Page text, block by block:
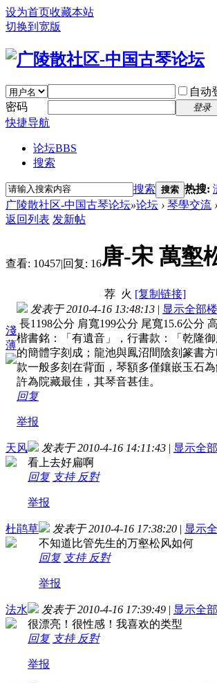
设为首页收藏本站
切换到宽版
自动
密码
登录
快捷导航
论坛BBS
搜索
搜索 搜索 热搜:
广陵散社区-中国古琴论坛»论坛 › 琴學交流 ›
返回列表 发新帖
查看: 10457|回复: 16唐-宋 萬壑
荐 火 [复制链接]
淺
薄
发表于 2010-4-16 13:48:13 | 显示全部
長1198公分 肩寬199公分 尾寬15.6公分
楷書銘：「有遺音」，行書款：「乾隆
的簡體字刻成；龍池與鳳沼間陰刻篆書
款一般多刻在背面，琴額多僅鑲嵌玉石
許為院藏最佳，其琴音甚佳。
回复
举报
天风 发表于 2010-4-16 14:11:43 | 显示全
看上去好扁啊
回复 支持 反對
举报
杜鹃草 发表于 2010-4-16 17:38:20 | 显示
不知道比管先生的万壑松风如何
回复 支持 反對
举报
法水 发表于 2010-4-16 17:39:49 | 显示全
很漂亮！很性感！我喜欢的类型
回复 支持 反對
举报